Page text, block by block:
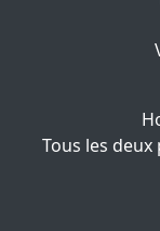
Tous les